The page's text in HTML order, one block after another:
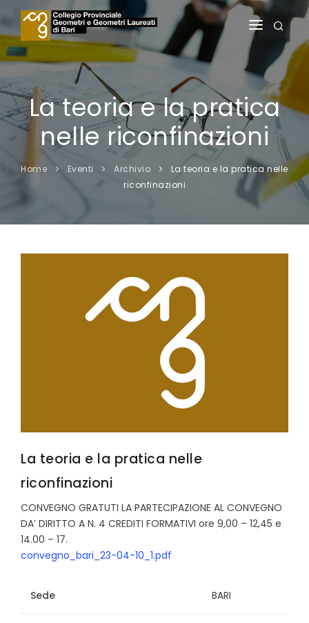
HOME
IL COLLEGIO
ALBI
SERVIZI AGLI ISCRITTI
SERVIZI AI PRATICANTI
FORMAZIONE
La teoria e la pratica
nelle riconfinazioni
Home Eventi Archivio
La teoria e la pratica nelle
riconfinazioni
La teoria e la pratica nelle
riconfinazioni
CONVEGNO GRATUTI LA PARTECIPAZIONE AL CONVEGNO
DA’ DIRITTO A N. 4 CREDITI FORMATIVI ore 9,00 – 12,45 e
14.00 – 17.
convegno_bari_23-04-10_1.pdf
Sede BARI